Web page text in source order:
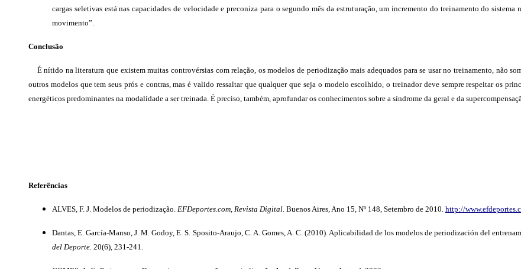
cargas seletivas está nas capacidades de velocidade e preconiza para o segundo mês da estruturação, um incremento do treinamento do
movimento”.
Conclusão
É nítido na literatura que existem muitas controvérsias com relação, os modelos de periodização mais adequados para se usar no treinamento, não
outros modelos que tem seus prós e contras, mas é valido ressaltar que qualquer que seja o modelo escolhido, o treinador deve sempre respeitar os
energéticos predominantes na modalidade a ser treinada. É preciso, também, aprofundar os conhecimentos sobre a síndrome da geral e da
Referências
ALVES, F. J. Modelos de periodização. EFDeportes.com, Revista Digital. Buenos Aires, Ano 15, Nº 148, Setembro de 2010. http://
Dantas, E. García-Manso, J. M. Godoy, E. S. Sposito-Araujo, C. A. Gomes, A. C. (2010). Aplicabilidad de los modelos de periodización del
del Deporte. 20(6), 231-241.